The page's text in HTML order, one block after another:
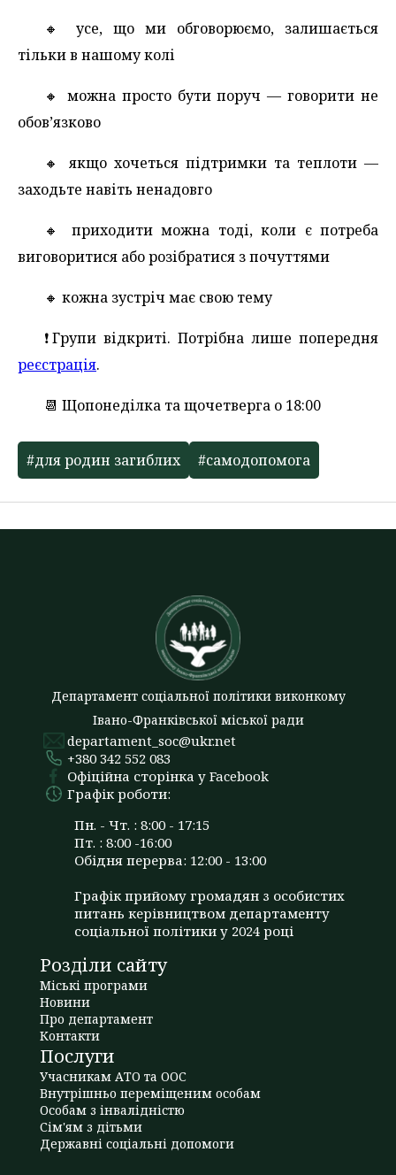
🔸️ усе, що ми обговорюємо, залишається
тільки в нашому колі
🔸️ можна просто бути поруч — говорити не
обов’язково
🔸️ якщо хочеться підтримки та теплоти —
заходьте навіть ненадовго
🔸️ приходити можна тоді, коли є потреба
виговоритися або розібратися з почуттями
🔸️ кожна зустріч має свою тему
❗️Групи відкриті. Потрібна лише попередня
реєстрація.
📆 Щопонеділка та щочетверга о 18:00
#для родин загиблих #самодопомога
Департамент соціальної політики виконкому
Івано-Франківської міської ради
departament_soc@ukr.net
+380 342 552 083
Офіційна сторінка у Facebook
Графік роботи:
Пн. - Чт. : 8:00 - 17:15
Пт. : 8:00 -16:00
Обідня перерва: 12:00 - 13:00
Графік прийому громадян з особистих
питань керівництвом департаменту
соціальної політики у 2024 році
Розділи сайту
Міські програми
Новини
Про департамент
Контакти
Послуги
Учасникам АТО та ООС
Внутрішньо переміщеним особам
Особам з інвалідністю
Сім'ям з дітьми
Державні соціальні допомоги